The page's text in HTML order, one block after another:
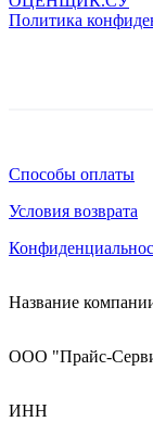
Политика
Способы оплаты
Условия возврата
Название
ООО "Прайс-
ИНН